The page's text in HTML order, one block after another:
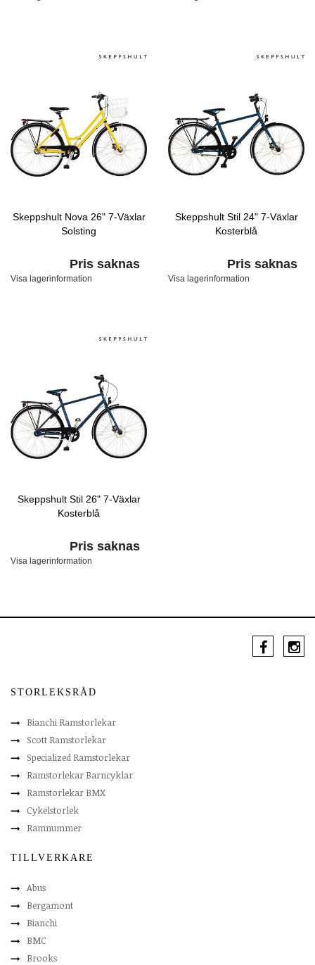
Skeppshult Nova 26" 7-Växlar
Solsting
Pris saknas
Visa lagerinformation
Skeppshult Stil 24" 7-Växlar
Kosterblå
Pris saknas
Visa lagerinformation
Skeppshult Stil 26" 7-Växlar
Kosterblå
Pris saknas
Visa lagerinformation
STORLEKSRÅD
Bianchi Ramstorlekar
Scott Ramstorlekar
Specialized Ramstorlekar
Ramstorlekar Barncyklar
Ramstorlekar BMX
Cykelstorlek
Ramnummer
TILLVERKARE
Abus
Bergamont
Bianchi
BMC
Brooks